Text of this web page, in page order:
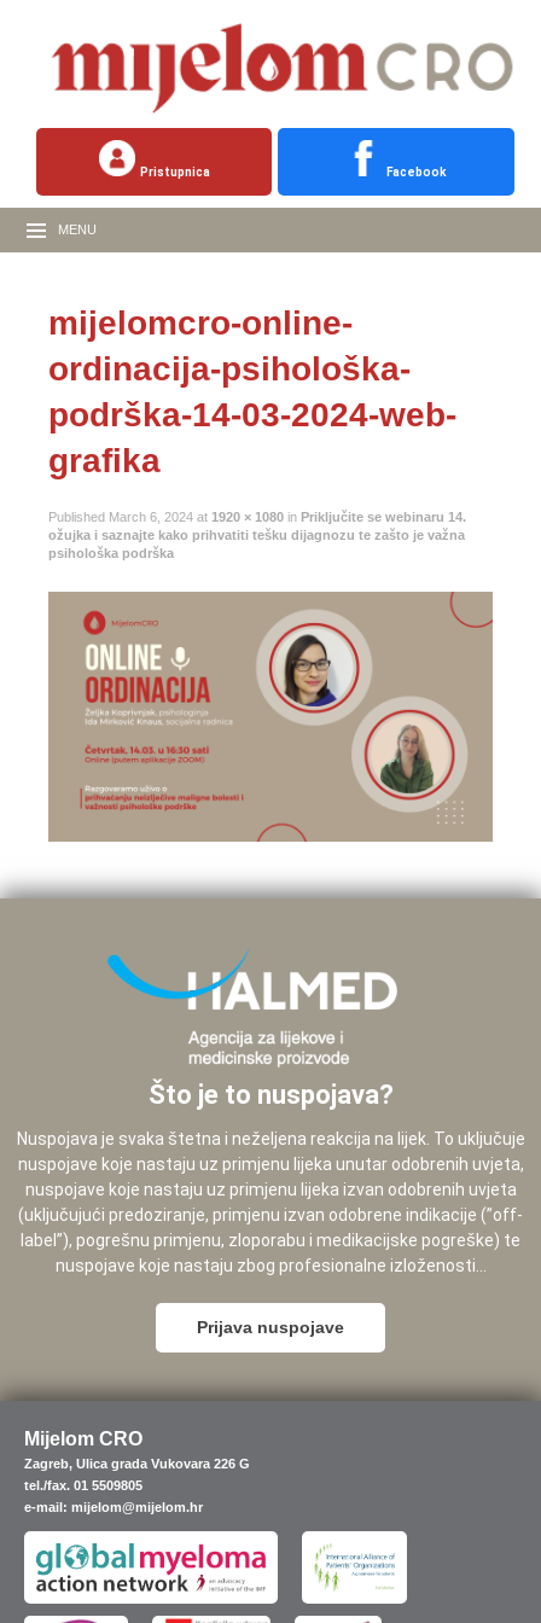
Pristupnica Facebook
MENU
mijelomcro-online-
ordinacija-psihološka-
podrška-14-03-2024-web-
grafika
Published March 6, 2024 at 1920 × 1080 in Priključite se webinaru 14.
ožujka i saznajte kako prihvatiti tešku dijagnozu te zašto je važna
psihološka podrška
Što je to nuspojava?
Nuspojava je svaka štetna i neželjena reakcija na lijek. To uključuje
nuspojave koje nastaju uz primjenu lijeka unutar odobrenih uvjeta,
nuspojave koje nastaju uz primjenu lijeka izvan odobrenih uvjeta
(uključujući predoziranje, primjenu izvan odobrene indikacije (”off-
label”), pogrešnu primjenu, zloporabu i medikacijske pogreške) te
nuspojave koje nastaju zbog profesionalne izloženosti...
Prijava nuspojave
Mijelom CRO
Zagreb, Ulica grada Vukovara 226 G
tel./fax. 01 5509805
e-mail: mijelom@mijelom.hr